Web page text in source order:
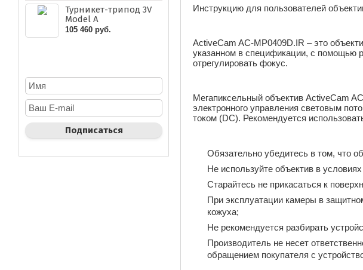
Турникет-трипод 3V
Model A
105 460 руб.
Инструкцию для пользователей
ActiveCam AC-MP0409D.IR – это
указанном в спецификации, с помощью
отрегулировать фокус.
Мегапиксельный объектив ActiveCam
электронного управления световым
током (DC). Рекомендуется
Обязательно убедитесь в том, что
Не используйте объектив в
Старайтесь не прикасаться к
При эксплуатации камеры в
кожуха;
Не рекомендуется разбирать
Производитель не несет
обращением покупателя с